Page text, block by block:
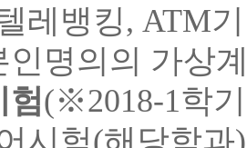
레뱅킹, ATM
인명의의 가상
험(※2018-1학
시험(해당학과)